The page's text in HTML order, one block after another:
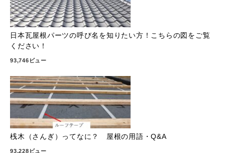
日本瓦屋根パーツの呼び名を知りたい方！こちらの図をご覧
ください！
93,746ビュー
桟木（さんぎ）ってなに？ 屋根の用語・Q&A
93,228ビュー